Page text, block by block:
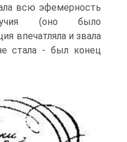
всю эфемерность
(оно было
впечатляла и звала
стала - был конец